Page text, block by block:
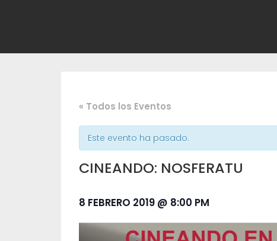
« Todos los Eventos
Este evento ha pasado.
CINEANDO: NOSFERATU
8 FEBRERO 2019 @ 8:00 PM